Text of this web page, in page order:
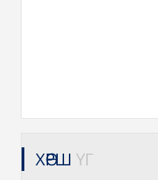
ХӨРШ ҮГ